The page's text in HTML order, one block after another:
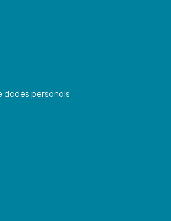
dades personals